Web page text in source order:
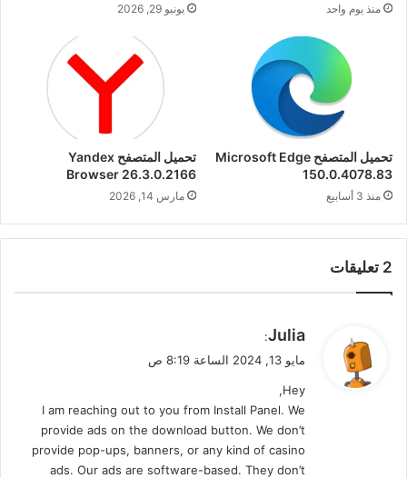
منذ يوم واحد يونيو 29, 2026
تحميل المتصفح Microsoft Edge
150.0.4078.83
منذ 3 أسابيع
تحميل المتصفح Yandex
Browser 26.3.0.2166
مارس 14, 2026
‫2 تعليقات
ي
ل
Julia
:
مايو 13, 2024 الساعة 8:19 ص
Hey,
I am reaching out to you from Install Panel. We
provide ads on the download button. We don’t
provide pop-ups, banners, or any kind of casino
ads. Our ads are software-based. They don’t